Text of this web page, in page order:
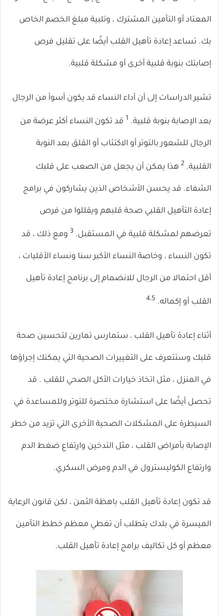
المعتاد أو التأمين المشترك ، وتلبية مبلغ الخصم الخاص
بك. تساعد إعادة تأهيل القلب أيضًا على تقليل فرص
إصابتك بنوبة قلبية أخرى أو مشكلة قلبية.
تشير الدراسات إلى أن أداء النساء قد يكون أسوأ من الرجال
بعد الإصابة بنوبة قلبية. 1 قد تكون النساء أكثر عرضة من
الرجال للشعور بالتوتر أو الاكتئاب أو القلق بعد النوبة
القلبية. 2 هذا يمكن أن يجعل من الصعب على قلبك
الشفاء. قد يحسن الأشخاص الذين يشاركون في برامج
إعادة التأهيل القلبي صحة قلبهم ويقللوا من فرص
تعرضهم لمشكلة قلبية في المستقبل. 3 ومع ذلك ، قد
تكون النساء ، وخاصة النساء الأكبر سنا ونساء الأقليات ،
أقل احتمالا من الرجال للانضمام إلى برنامج إعادة تأهيل
القلب أو إكماله. 4،5
أثناء إعادة تأهيل القلب ، ستمارس تمارين لتحسين صحة
قلبك وستتعرف على التغييرات الصحية التي يمكنك إجراؤها
في المنزل ، مثل اتخاذ خيارات الأكل الصحي للقلب . قد
تحصل أيضًا على استشارة مختصرة للتوتر وللمساعدة في
السيطرة على المشكلات الصحية الأخرى التي تزيد من خطر
الإصابة بأمراض القلب ، مثل التدخين وارتفاع ضغط الدم
وارتفاع الكوليسترول في الدم ومرض السكري.
قد تكون إعادة تأهيل القلب باهظة الثمن ، لكن قانون الرعاية
الميسرة في بلدك يتطلب أن تغطي معظم خطط التأمين
معظم أو كل تكاليف برامج إعادة تأهيل القلب.